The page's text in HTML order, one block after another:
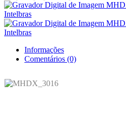
Informações
Comentários (0)